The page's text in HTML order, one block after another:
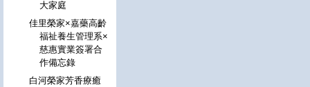
大家庭
佳里榮家×嘉藥高齡
福祉養生管理系×
慈惠實業簽署合
作備忘錄
白河榮家芳香療癒